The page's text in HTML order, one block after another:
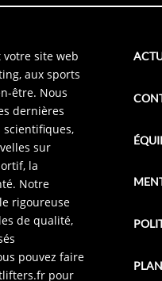
site web
aux sports
être. Nous
dernières
scientifiques,
sur
la
Notre
rigoureuse
de qualité,
pouvez faire
pour